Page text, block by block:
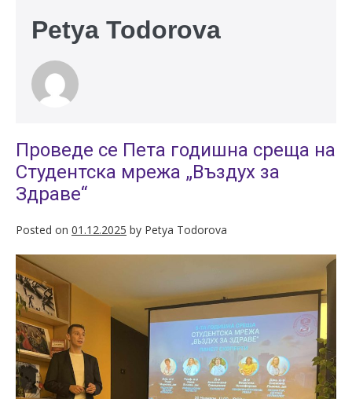
Petya Todorova
Проведе се Пета годишна среща на
Студентска мрежа „Въздух за
Здраве“
Posted on 01.12.2025 by Petya Todorova